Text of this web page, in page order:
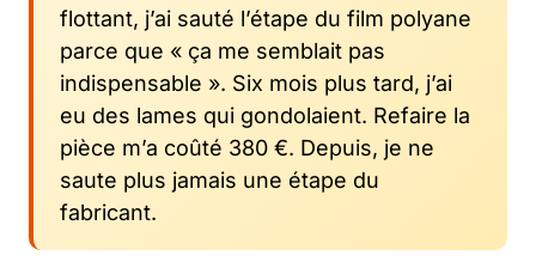
flottant, j’ai sauté l’étape du film polyane
parce que « ça me semblait pas
indispensable ». Six mois plus tard, j’ai
eu des lames qui gondolaient. Refaire la
pièce m’a coûté 380 €. Depuis, je ne
saute plus jamais une étape du
fabricant.